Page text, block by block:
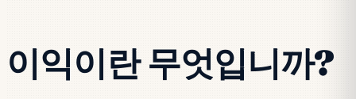
이익이란 무엇입니까?